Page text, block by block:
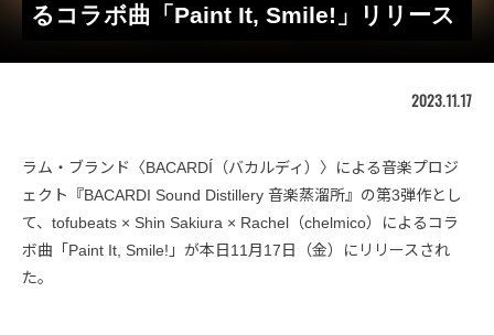
るコラボ曲「Paint It, Smile!」リリース
2023.11.17
ラム・ブランド〈BACARDÍ（バカルディ）〉による音楽プロジ
ェクト『BACARDI Sound Distillery 音楽蒸溜所』の第3弾作とし
て、tofubeats × Shin Sakiura × Rachel（chelmico）によるコラ
ボ曲「Paint It, Smile!」が本日11月17日（金）にリリースされ
た。